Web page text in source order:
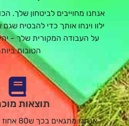
אנחנו מחוייבים לביטחון שלך.
ילוו וינחו אותך כדי להבטיח
על העבודה המקורית שלך -
הטובות
תוצאות
אנחנו